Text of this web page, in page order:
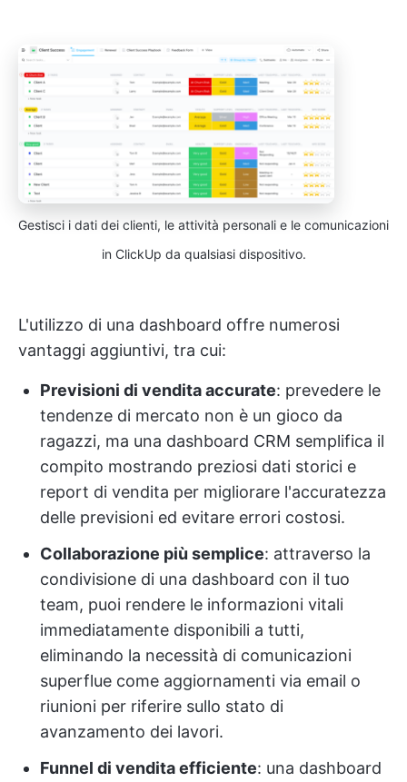
Gestisci i dati dei clienti, le attività personali e le comunicazioni
in ClickUp da qualsiasi dispositivo.
L'utilizzo di una dashboard offre numerosi
vantaggi aggiuntivi, tra cui:
Previsioni di vendita accurate: prevedere le
tendenze di mercato non è un gioco da
ragazzi, ma una dashboard CRM semplifica il
compito mostrando preziosi dati storici e
report di vendita per migliorare l'accuratezza
delle previsioni ed evitare errori costosi.
Collaborazione più semplice: attraverso la
condivisione di una dashboard con il tuo
team, puoi rendere le informazioni vitali
immediatamente disponibili a tutti,
eliminando la necessità di comunicazioni
superflue come aggiornamenti via email o
riunioni per riferire sullo stato di
avanzamento dei lavori.
Funnel di vendita efficiente: una dashboard